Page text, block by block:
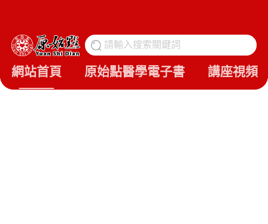
請輸入搜索關鍵詞
網站首頁 原始點醫學電子書 講座視頻